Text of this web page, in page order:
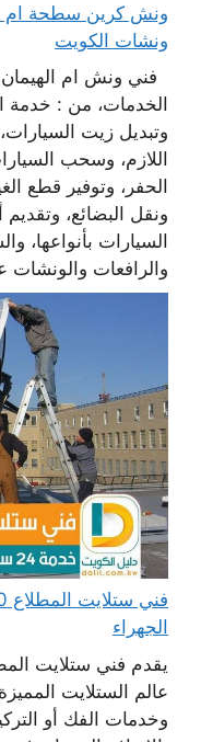
ونشات الكويت
فني ونش ام
الخدمات، من : خدمة
وتبديل زيت
اللازم، وسحب
الحفر، وتوفير قطع
ونقل البضائع، وتقديم
السيارات بأنواعها،
والرافعات والونشات
الجهراء
يقدم فني ستلايت
عالم الستلايت
وخدمات الفك أو